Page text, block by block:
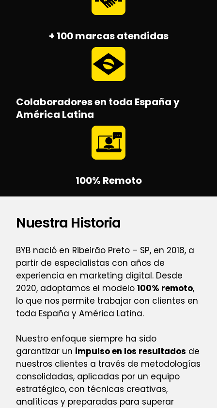
+ 100 marcas atendidas
Colaboradores en toda España y
América Latina
100% Remoto
Nuestra Historia
BYB nació en Ribeirão Preto – SP, en 2018, a
partir de especialistas con años de
experiencia en marketing digital. Desde
2020, adoptamos el modelo 100% remoto,
lo que nos permite trabajar con clientes en
toda España y América Latina.
Nuestro enfoque siempre ha sido
garantizar un impulso en los resultados de
nuestros clientes a través de metodologías
consolidadas, aplicadas por un equipo
estratégico, con técnicas creativas,
analíticas y preparadas para superar